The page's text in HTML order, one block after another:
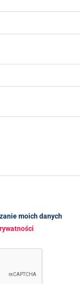
moich danych